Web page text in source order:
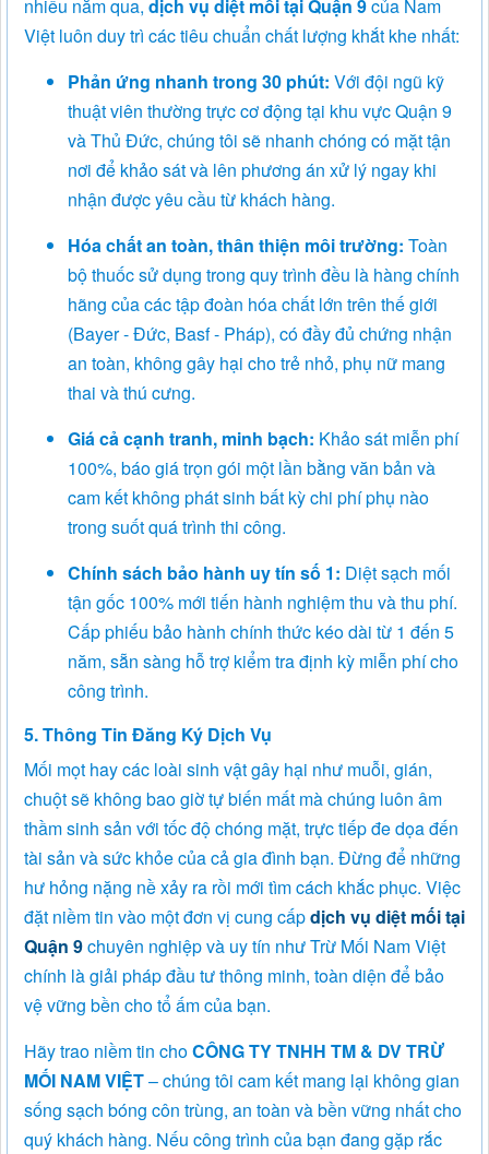
nhiều năm qua, dịch vụ diệt mối tại Quận 9của Nam
Việt luôn duy trì các tiêu chuẩn chất lượng khắt khe nhất:
Phản ứng nhanh trong 30 phút: Với đội ngũ kỹ
thuật viên thường trực cơ động tại khu vực Quận 9
và Thủ Đức, chúng tôi sẽ nhanh chóng có mặt tận
nơi để khảo sát và lên phương án xử lý ngay khi
nhận được yêu cầu từ khách hàng.
Hóa chất an toàn, thân thiện môi trường: Toàn
bộ thuốc sử dụng trong quy trình đều là hàng chính
hãng của các tập đoàn hóa chất lớn trên thế giới
(Bayer - Đức, Basf - Pháp), có đầy đủ chứng nhận
an toàn, không gây hại cho trẻ nhỏ, phụ nữ mang
thai và thú cưng.
Giá cả cạnh tranh, minh bạch: Khảo sát miễn phí
100%, báo giá trọn gói một lần bằng văn bản và
cam kết không phát sinh bất kỳ chi phí phụ nào
trong suốt quá trình thi công.
Chính sách bảo hành uy tín số 1: Diệt sạch mối
tận gốc 100% mới tiến hành nghiệm thu và thu phí.
Cấp phiếu bảo hành chính thức kéo dài từ 1 đến 5
năm, sẵn sàng hỗ trợ kiểm tra định kỳ miễn phí cho
công trình.
5. Thông Tin Đăng Ký Dịch Vụ
Mối mọt hay các loài sinh vật gây hại như muỗi, gián,
chuột sẽ không bao giờ tự biến mất mà chúng luôn âm
thầm sinh sản với tốc độ chóng mặt, trực tiếp đe dọa đến
tài sản và sức khỏe của cả gia đình bạn. Đừng để những
hư hỏng nặng nề xảy ra rồi mới tìm cách khắc phục. Việc
đặt niềm tin vào một đơn vị cung cấpdịch vụ diệt mối tại
Quận 9chuyên nghiệp và uy tín như Trừ Mối Nam Việt
chính là giải pháp đầu tư thông minh, toàn diện để bảo
vệ vững bền cho tổ ấm của bạn.
Hãy trao niềm tin choCÔNG TY TNHH TM & DV TRỪ
MỐI NAM VIỆT– chúng tôi cam kết mang lại không gian
sống sạch bóng côn trùng, an toàn và bền vững nhất cho
quý khách hàng. Nếu công trình của bạn đang gặp rắc